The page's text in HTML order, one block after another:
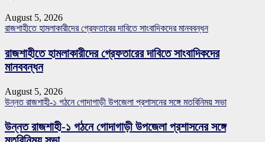
August 5, 2026
রাজশাহীতে হামলাকারীদের গ্রেফতারের দাবিতে সাংবাদিকদের মানববন্ধন
রাজশাহীতে হামলাকারীদের গ্রেফতারের দাবিতে সাংবাদিকদের
মানববন্ধন
August 5, 2026
উন্নত রাজশাহী-১ গঠনে গোদাগাড়ী উপজেলা প্রশাসনের সঙ্গে মতবিনিময় সভা
উন্নত রাজশাহী-১ গঠনে গোদাগাড়ী উপজেলা প্রশাসনের সঙ্গে